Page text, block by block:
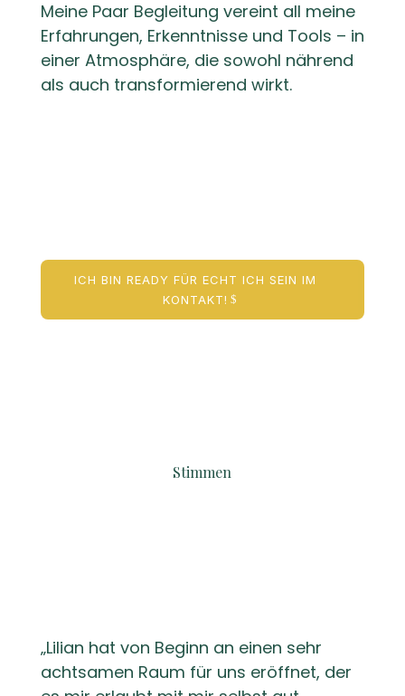
Meine Paar Begleitung vereint all meine
Erfahrungen, Erkenntnisse und Tools – in
einer Atmosphäre, die sowohl nährend
als auch transformierend wirkt.
ICH BIN READY FÜR ECHT ICH SEIN IM
KONTAKT!
Stimmen
„Lilian hat von Beginn an einen sehr
achtsamen Raum für uns eröffnet, der